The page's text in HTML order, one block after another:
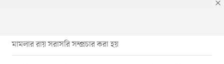
মামলার রায় সরাসরি সম্প্রচার করা হয়